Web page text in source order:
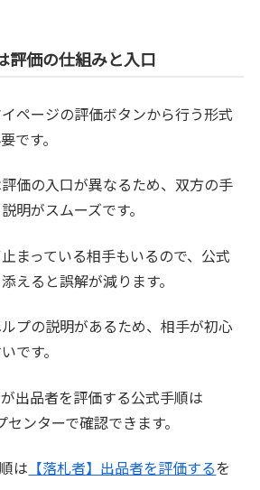
評価の仕組みと入口
ページの評価ボタンから行う形式
です。
価の入口が異なるため、双方の手
明がスムーズです。
まっている相手もいるので、公式
えると誤解が減ります。
プの説明があるため、相手が初心
です。
出品者を評価する公式手順は
ンターで確認できます。
は 【落札者】出品者を評価するを